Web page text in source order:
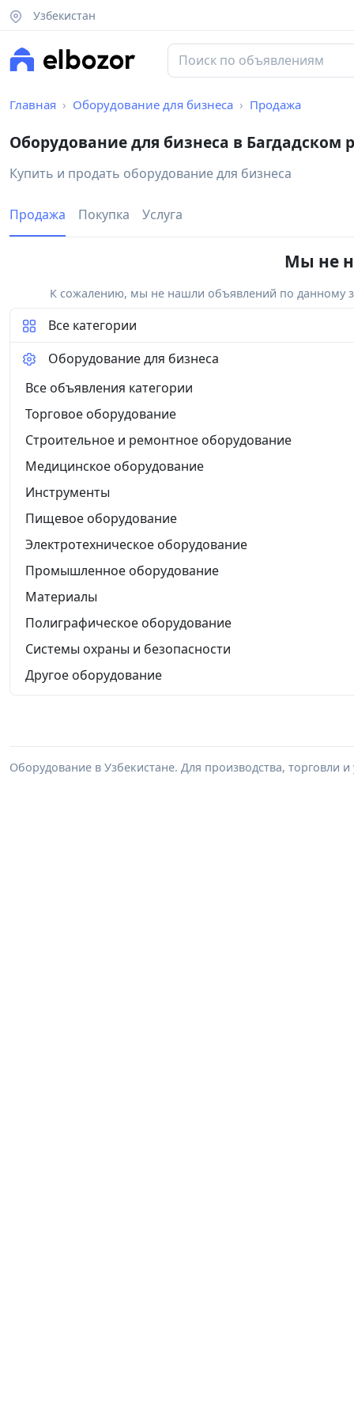
Узбекистан
Главная Оборудование для бизнеса Продажа
Оборудование для бизнеса в Багдадском
Купить и продать оборудование для бизнеса
Продажа Покупка Услуга
Мы не
К сожалению, мы не нашли объявлений по данному
Все категории
Оборудование для бизнеса
Все объявления категории
Торговое оборудование
Строительное и ремонтное оборудование
Медицинское оборудование
Инструменты
Пищевое оборудование
Электротехническое оборудование
Промышленное оборудование
Материалы
Полиграфическое оборудование
Системы охраны и безопасности
Другое оборудование
Оборудование в Узбекистане. Для производства, торговли